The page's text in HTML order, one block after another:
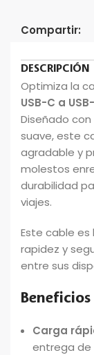
Compartir:
DESCRIPCIÓN
Optimiza la
USB-C a
Diseñado
suave, este
agradable y
molestos
durabilidad
viajes.
Este cable es
rapidez y
entre sus
Carga
entrega de